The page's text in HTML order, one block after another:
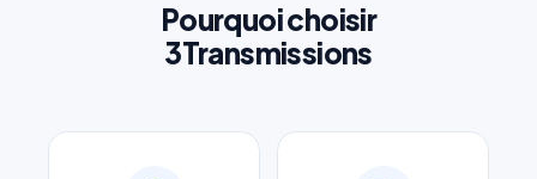
Pourquoi choisir
3Transmissions